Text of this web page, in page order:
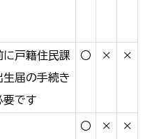
に戸籍住民課
生届の手続き
要です
○ × ×
○ × ×